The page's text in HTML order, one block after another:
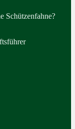
Schützenfahne?